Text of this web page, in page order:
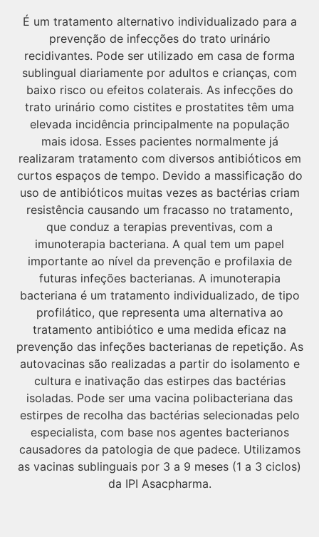
É um tratamento alternativo individualizado para a
prevenção de infecções do trato urinário
recidivantes. Pode ser utilizado em casa de forma
sublingual diariamente por adultos e crianças, com
baixo risco ou efeitos colaterais. As infecções do
trato urinário como cistites e prostatites têm uma
elevada incidência principalmente na população
mais idosa. Esses pacientes normalmente já
realizaram tratamento com diversos antibióticos em
curtos espaços de tempo. Devido a massificação do
uso de antibióticos muitas vezes as bactérias criam
resistência causando um fracasso no tratamento,
que conduz a terapias preventivas, com a
imunoterapia bacteriana. A qual tem um papel
importante ao nível da prevenção e profilaxia de
futuras infeções bacterianas. A imunoterapia
bacteriana é um tratamento individualizado, de tipo
profilático, que representa uma alternativa ao
tratamento antibiótico e uma medida eficaz na
prevenção das infeções bacterianas de repetição. As
autovacinas são realizadas a partir do isolamento e
cultura e inativação das estirpes das bactérias
isoladas. Pode ser uma vacina polibacteriana das
estirpes de recolha das bactérias selecionadas pelo
especialista, com base nos agentes bacterianos
causadores da patologia de que padece. Utilizamos
as vacinas sublinguais por 3 a 9 meses (1 a 3 ciclos)
da IPI Asacpharma.